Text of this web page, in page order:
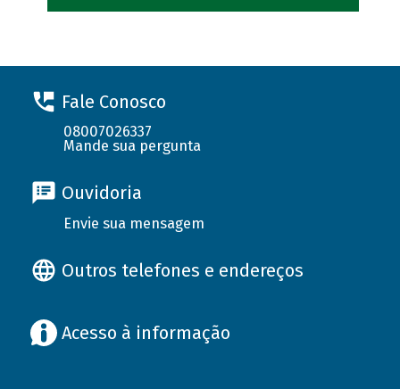
Fale Conosco
08007026337
Mande sua pergunta
Ouvidoria
Envie sua mensagem
Outros telefones e endereços
Acesso à informação